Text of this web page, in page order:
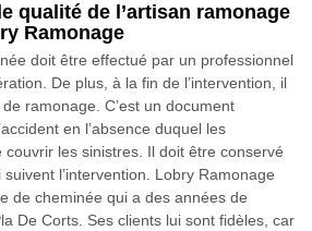
qualité de l’artisan ramonage
Ramonage
doit être effectué par un professionnel
De plus, à la fin de l’intervention, il
ramonage. C’est un document
en l’absence duquel les
les sinistres. Il doit être conservé
l’intervention. Lobry Ramonage
de cheminée qui a des années de
De Corts. Ses clients lui sont fidèles, car